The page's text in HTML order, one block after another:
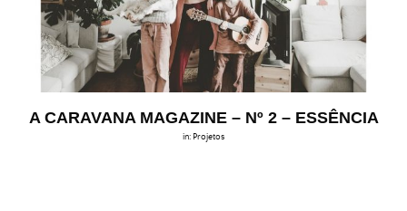
A CARAVANA MAGAZINE – Nº 2 – ESSÊNCIA
in: Projetos